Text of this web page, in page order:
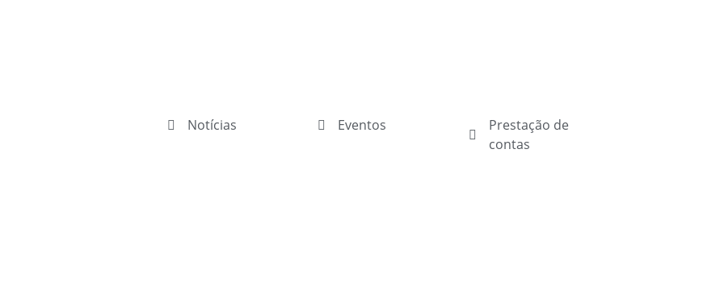
Notícias Eventos
Prestação de
contas